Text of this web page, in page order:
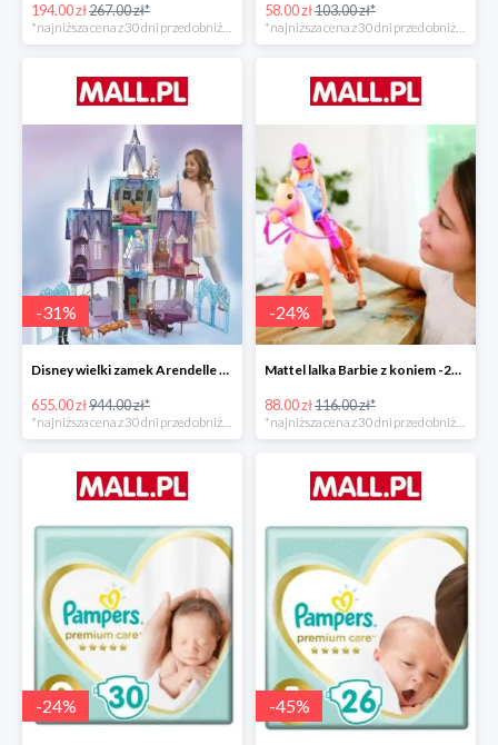
194.00 zł267.00 zł*
*najniższa cena z 30 dni przed obniżką
58.00 zł103.00 zł*
*najniższa cena z 30 dni przed obniżką
-31%
Disney wielki zamek Arendelle Frozen 2 -30%
655.00 zł944.00 zł*
-24%
Mattel lalka Barbie z koniem -24%
88.00 zł116.00 zł*
-24% -45%